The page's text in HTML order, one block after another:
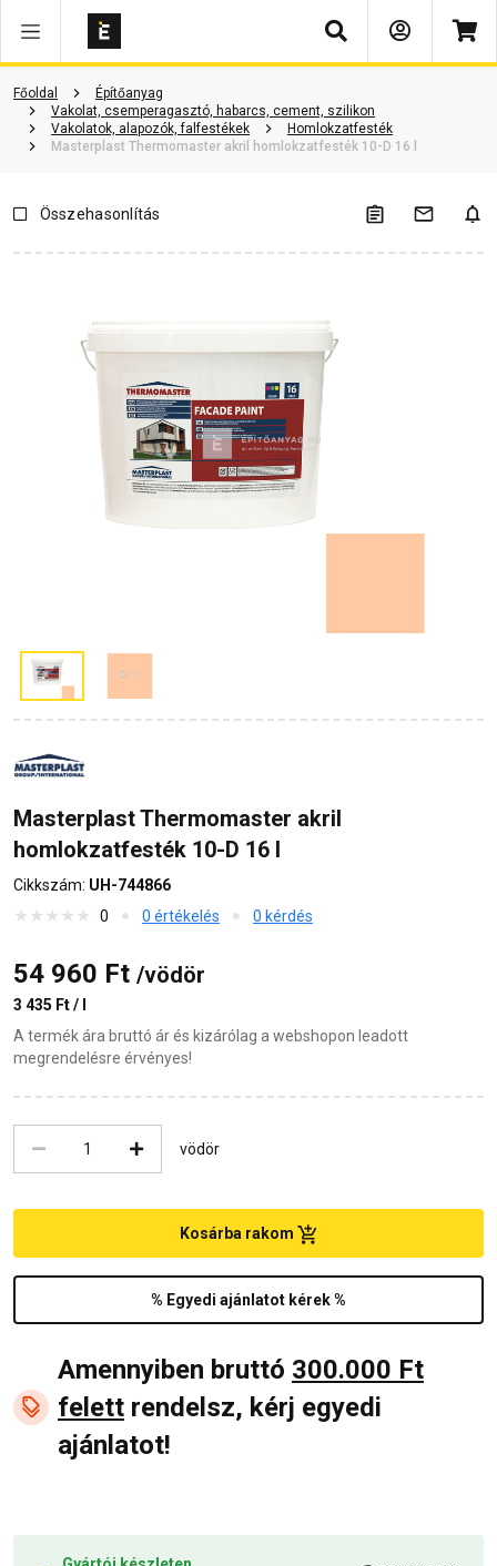
Keresés
Főoldal
Építőanyag
Vakolat, csemperagasztó, habarcs, cement, szilikon
Vakolatok, alapozók, falfestékek
Homlokzatfesték
Masterplast Thermomaster akril homlokzatfesték 10-D 16 l
Termékinformáció Kérdések és válaszok
Összehasonlítás
Masterplast Thermomaster akril
homlokzatfesték 10-D 16 l
Cikkszám: UH-744866
0
0 értékelés 0 kérdés
54 960 Ft /vödör
3 435 Ft / l
A termék ára bruttó ár és kizárólag a webshopon leadott
megrendelésre érvényes!
vödör
% Egyedi ajánlatot kérek %
Kosárba rakom
Amennyiben bruttó 300.000 Ft
felett rendelsz, kérj egyedi
ajánlatot!